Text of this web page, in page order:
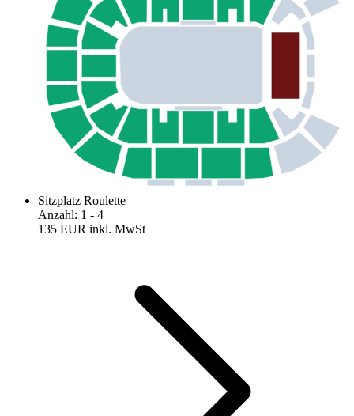
Sitzplatz Roulette
Anzahl: 1 - 4
135 EUR inkl. MwSt